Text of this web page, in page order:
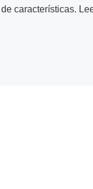
características.